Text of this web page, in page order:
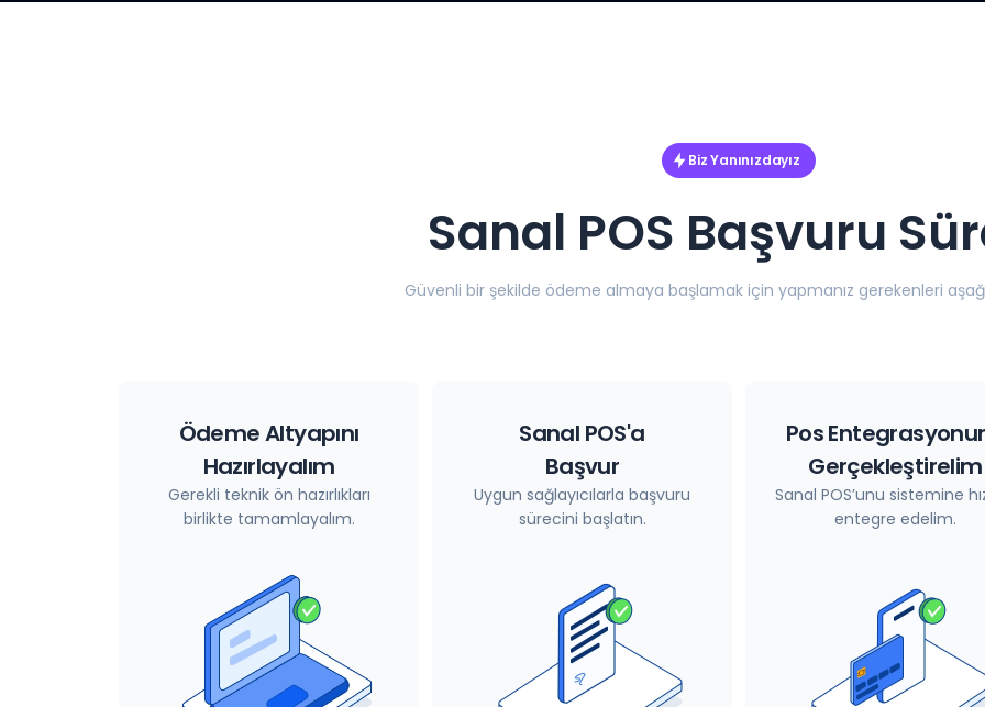
Biz Yanınızdayız
Sanal POS Başvuru
Güvenli bir şekilde ödeme almaya başlamak için yapmanız gerekenleri
Ödeme Altyapını
Hazırlayalım
Gerekli teknik ön hazırlıkları
birlikte tamamlayalım.
Sanal POS'a
Başvur
Uygun sağlayıcılarla başvuru
sürecini başlatın.
Pos
Gerçekleştirelim
Sanal POS’unu sistemine
entegre edelim.